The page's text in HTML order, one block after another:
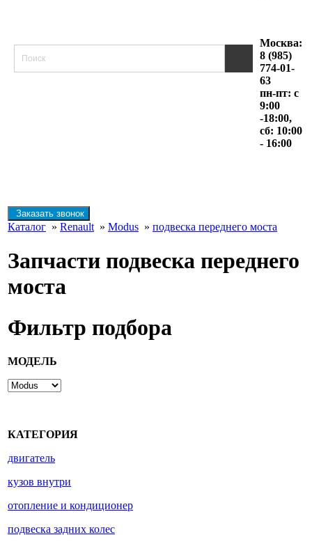
Москва:
8 (985)
774-01-
63
пн-пт: с
9:00
-18:00,
сб: 10:00
- 16:00
Заказать звонок
Каталог » Renault » Modus » подвеска переднего моста
Запчасти подвеска переднего
моста
Фильтр подбора
МОДЕЛЬ
КАТЕГОРИЯ
двигатель
кузов внутри
отопление и кондиционер
подвеска задних колес